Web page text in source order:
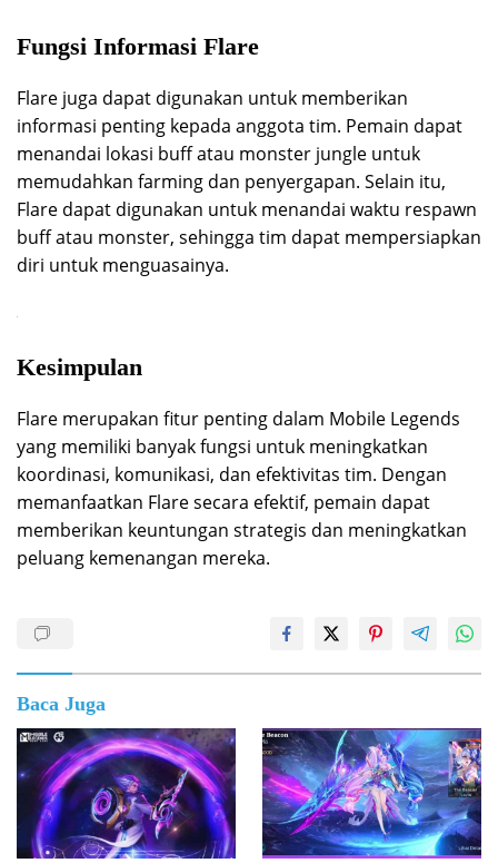
Fungsi Informasi Flare
Flare juga dapat digunakan untuk memberikan
informasi penting kepada anggota tim. Pemain dapat
menandai lokasi buff atau monster jungle untuk
memudahkan farming dan penyergapan. Selain itu,
Flare dapat digunakan untuk menandai waktu respawn
buff atau monster, sehingga tim dapat mempersiapkan
diri untuk menguasainya.
Kesimpulan
Flare merupakan fitur penting dalam Mobile Legends
yang memiliki banyak fungsi untuk meningkatkan
koordinasi, komunikasi, dan efektivitas tim. Dengan
memanfaatkan Flare secara efektif, pemain dapat
memberikan keuntungan strategis dan meningkatkan
peluang kemenangan mereka.
Baca Juga